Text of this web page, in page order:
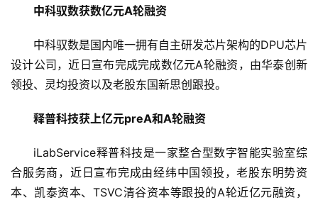
中科驭数获数亿元A轮融资
中科驭数是国内唯一拥有自主研发芯片架构的DPU芯片
设计公司，近日宣布完成完成数亿元A轮融资，由华泰创新
领投、灵均投资以及老股东国新思创跟投。
释普科技获上亿元preA和A轮融资
iLabService释普科技是一家整合型数字智能实验室综
合服务商，近日宣布完成由经纬中国领投，老股东明势资
本、凯泰资本、TSVC清谷资本等跟投的A轮近亿元融资，